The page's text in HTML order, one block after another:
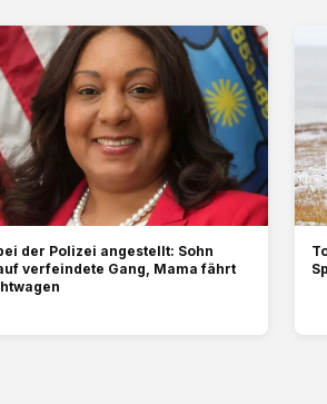
der Polizei angestellt: Sohn
verfeindete Gang, Mama fährt